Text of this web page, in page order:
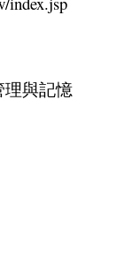
理與記憶